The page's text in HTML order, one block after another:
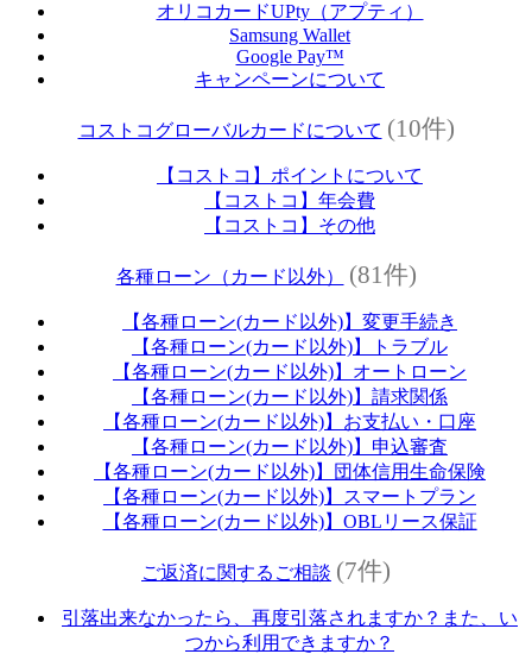
オリコカードUPty（アプティ）
Samsung Wallet
Google Pay™
キャンペーンについて
コストコグローバルカードについて (10件)
【コストコ】ポイントについて
【コストコ】年会費
【コストコ】その他
各種ローン（カード以外） (81件)
【各種ローン(カード以外)】変更手続き
【各種ローン(カード以外)】トラブル
【各種ローン(カード以外)】オートローン
【各種ローン(カード以外)】請求関係
【各種ローン(カード以外)】お支払い・口座
【各種ローン(カード以外)】申込審査
【各種ローン(カード以外)】団体信用生命保険
【各種ローン(カード以外)】スマートプラン
【各種ローン(カード以外)】OBLリース保証
ご返済に関するご相談 (7件)
引落出来なかったら、再度引落されますか？また、い
つから利用できますか？